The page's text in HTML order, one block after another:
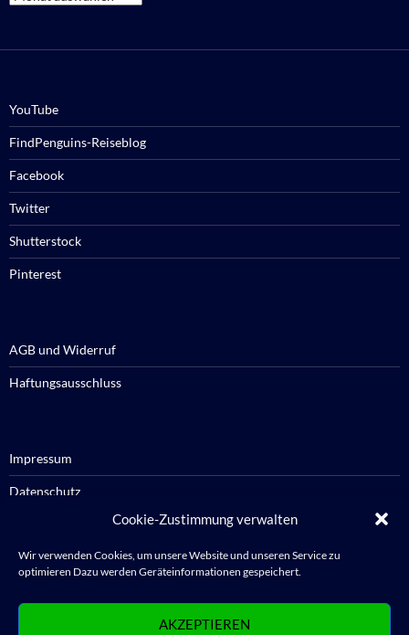
Cookie-Zustimmung verwalten
Wir verwenden Cookies, um unsere Website und unseren Service zu
optimieren Dazu werden Geräteinformationen gespeichert.
AKZEPTIEREN
YouTube
FindPenguins-Reiseblog
Facebook
Twitter
Shutterstock
Pinterest
AGB und Widerruf
Haftungsausschluss
Impressum
Datenschutz
Cookie-Richtlinie / Cookie policy
Anmelden